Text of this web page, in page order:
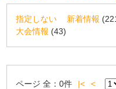
指定しない 新着情報
大会情報 (43)
ページ 全：0件 |< <